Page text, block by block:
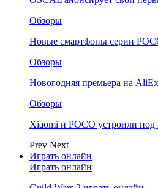
Обзоры
Новые смартфоны серии
Обзоры
Новогодняя премьера на
Обзоры
Xiaomi и POCO устроили
Prev Next
Играть онлайн
Играть онлайн